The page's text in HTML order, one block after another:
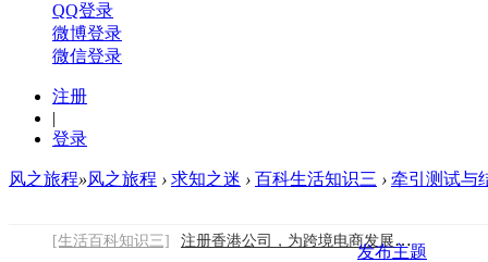
QQ登录
微博登录
微信登录
注册
|
登录
风之旅程»风之旅程 › 求知之迷 › 百科生活知识三 › 牵引测试与
[生活百科知识三]
注册香港公司，为跨境电商发展赋能2026/8/6
发布主题